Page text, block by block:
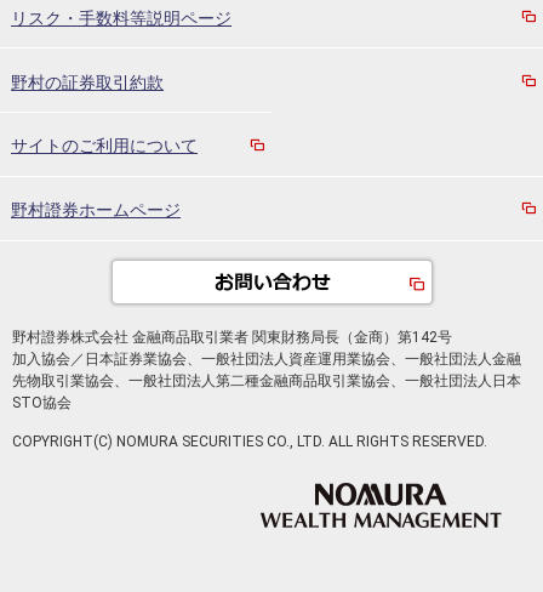
リスク・手数料等説明ページ
野村の証券取引約款
サイトのご利用について
野村證券ホームページ
野村證券株式会社 金融商品取引業者 関東財務局長（金商）第142号
加入協会／日本証券業協会、一般社団法人資産運用業協会、一般社団法人金融
先物取引業協会、一般社団法人第二種金融商品取引業協会、一般社団法人日本
STO協会
COPYRIGHT(C) NOMURA SECURITIES CO., LTD. ALL RIGHTS RESERVED.